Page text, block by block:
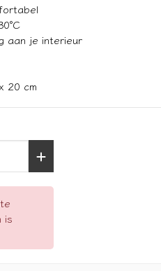
aan je interieur
20 cm
is